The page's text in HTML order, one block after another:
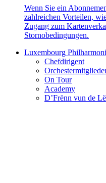
Wenn Sie ein
zahlreichen Vorteilen,
Zugang zum
Stornobedingungen.
Luxembourg
Chefdirigent
On Tour
Academy
D’Frënn vun de